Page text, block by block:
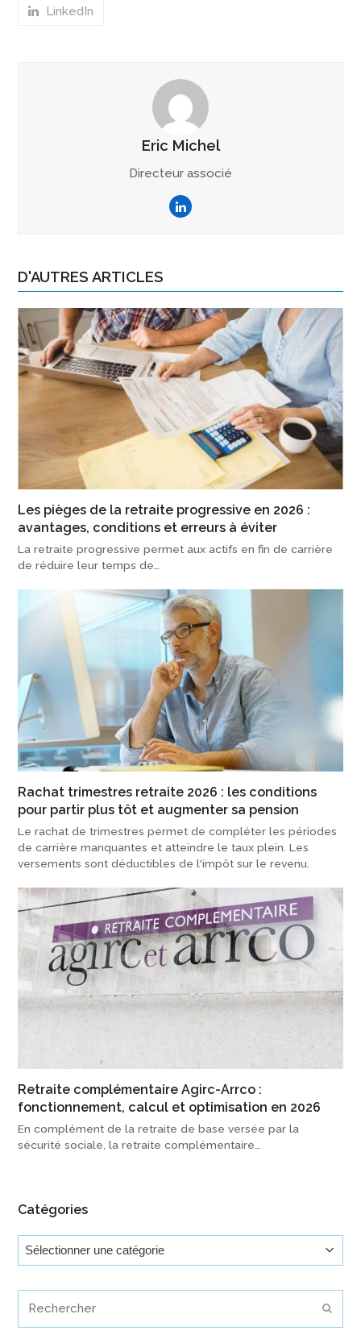
LinkedIn
Eric Michel
Directeur associé
LinkedIn
D'AUTRES ARTICLES
Les pièges de la retraite progressive en 2026 :
avantages, conditions et erreurs à éviter
La retraite progressive permet aux actifs en fin de carrière
de réduire leur temps de…
Rachat trimestres retraite 2026 : les conditions
pour partir plus tôt et augmenter sa pension
Le rachat de trimestres permet de compléter les périodes
de carrière manquantes et atteindre le taux plein. Les
versements sont déductibles de l'impôt sur le revenu.
Retraite complémentaire Agirc-Arrco :
fonctionnement, calcul et optimisation en 2026
En complément de la retraite de base versée par la
sécurité sociale, la retraite complémentaire…
Catégories
Catégories